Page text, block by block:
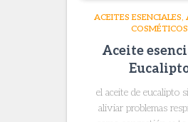
ACEITES ESENCIALES
COSMÉTICOS
Aceite
el aceite de eucalipto
aliviar problemas